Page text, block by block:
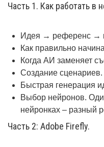
Часть 1. Как работать в
Идея → референс →
Как правильно
Когда АИ заменяет
Создание сценариев.
Быстрая генерация
Выбор нейронов.
нейронках – разный
Часть 2: Adobe Firefly.